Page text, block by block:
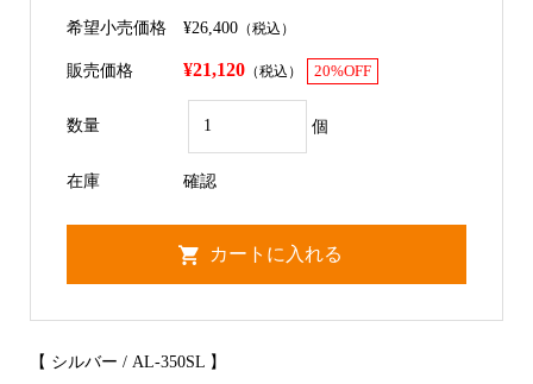
希望小売価格 ¥26,400（税込）
販売価格 ¥21,120（税込） 20%OFF
数量 個
在庫 確認
【 シルバー / AL-350SL 】